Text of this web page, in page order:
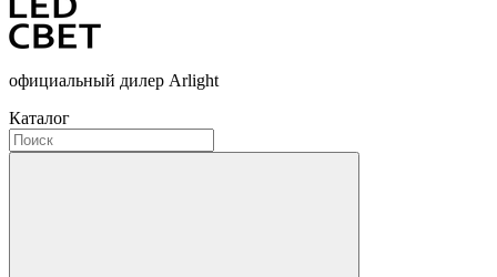
официальный дилер Arlight
Каталог